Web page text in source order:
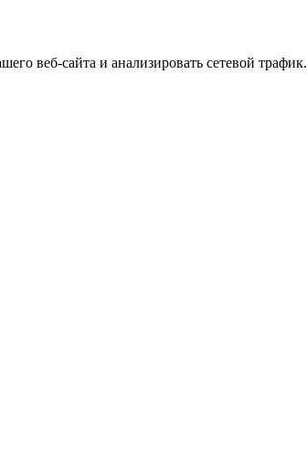
веб-сайта и анализировать сетевой трафик.